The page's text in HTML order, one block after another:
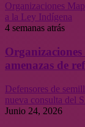
Organizaciones
a la Ley Indígena
4 semanas atrás
amenazas de
Defensores de
nueva consulta del
Junio 24, 2026